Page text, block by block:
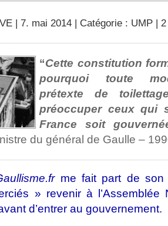
| 7. mai 2014 | Catégorie : UMP |
“Cette constitution
pourquoi toute
prétexte de
préoccuper ceux qui
France soit
du général de Gaulle –
me fait part de son
» revenir à
d’entrer au gouvernement.